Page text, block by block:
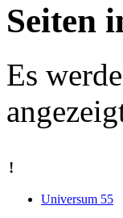
Seiten
Es
!
Universum 55